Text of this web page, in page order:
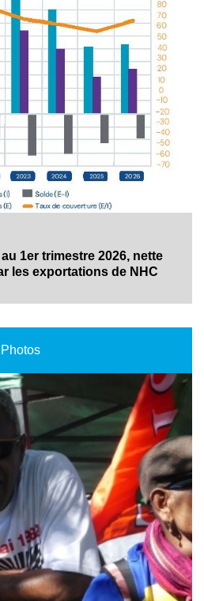
1er trimestre 2026, nette
les exportations de NHC